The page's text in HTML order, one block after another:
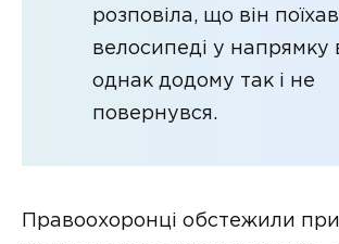
розповіла, що він
велосипеді у напрямку
однак додому так і не
повернувся.
Правоохоронці обстежили